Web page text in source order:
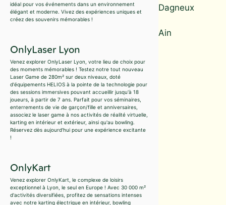
idéal pour vos événements dans un environnement
élégant et moderne. Vivez des expériences uniques et
créez des souvenirs mémorables !
OnlyLaser Lyon
Venez explorer OnlyLaser Lyon, votre lieu de choix pour
des moments mémorables ! Testez notre tout nouveau
Laser Game de 280m² sur deux niveaux, doté
d'équipements HELIOS à la pointe de la technologie pour
des sessions immersives pouvant accueillir jusqu'à 18
joueurs, à partir de 7 ans. Parfait pour vos séminaires,
enterrements de vie de garçon/fille et anniversaires,
associez le laser game à nos activités de réalité virtuelle,
karting en intérieur et extérieur, ainsi qu'au bowling.
Réservez dès aujourd'hui pour une expérience excitante
!
OnlyKart
Venez explorer OnlyKart, le complexe de loisirs
exceptionnel à Lyon, le seul en Europe ! Avec 30 000 m²
d'activités diversifiées, profitez de sensations intenses
avec notre karting électrique en intérieur, bowling
Dagneux
Ain